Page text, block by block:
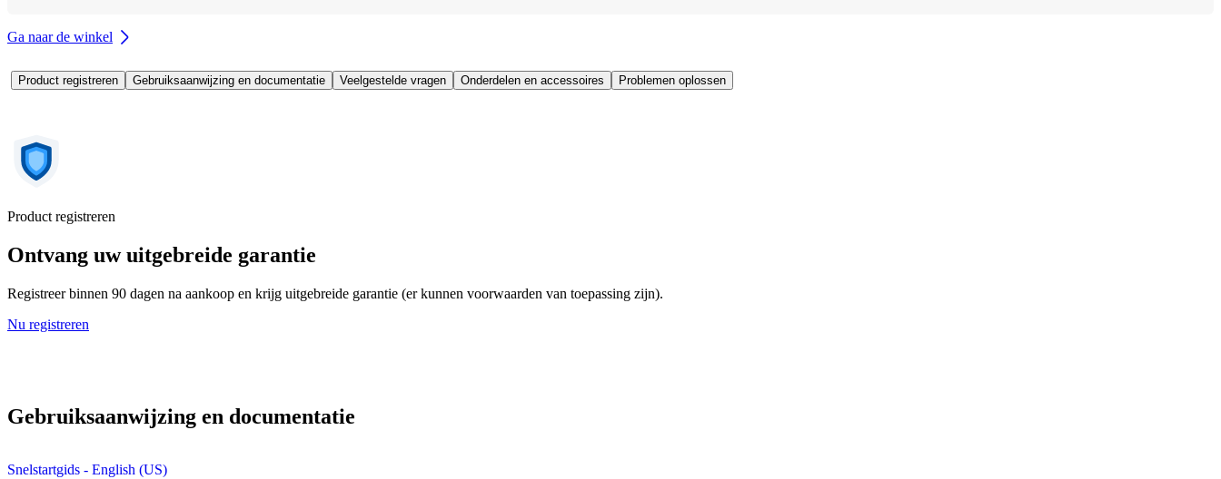
Ga naar de winkel
Product registreren Gebruiksaanwijzing en documentatie Veelgestelde vragen Onderdelen en accessoires Problemen oplossen
Product registreren
Ontvang uw uitgebreide garantie
Registreer binnen 90 dagen na aankoop en krijg uitgebreide garantie (er kunnen voorwaarden van toepassing zijn).
Nu registreren
Gebruiksaanwijzing en documentatie
Snelstartgids - English (US)